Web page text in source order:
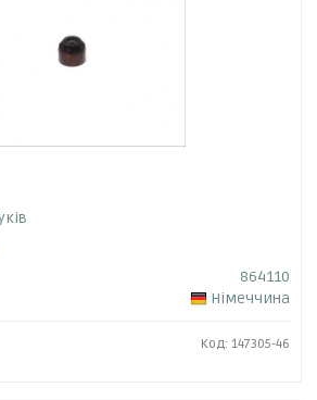
864110
Німеччина
Код: 147305-46